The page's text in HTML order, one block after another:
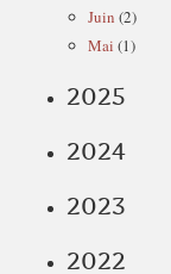
Juin (2)
Mai (1)
2025
2024
2023
2022